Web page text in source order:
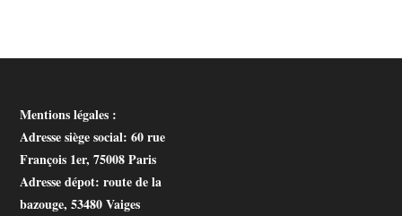
Mentions légales :
Adresse siège social: 60 rue
François 1er, 75008 Paris
Adresse dépot: route de la
bazouge, 53480 Vaiges